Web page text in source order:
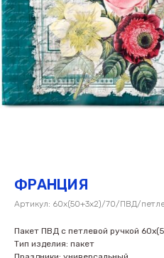
ФРАНЦИЯ
Артикул: 60х(50+3х2)/70/ПВД/
Пакет ПВД с петлевой ручкой
Тип изделия: пакет